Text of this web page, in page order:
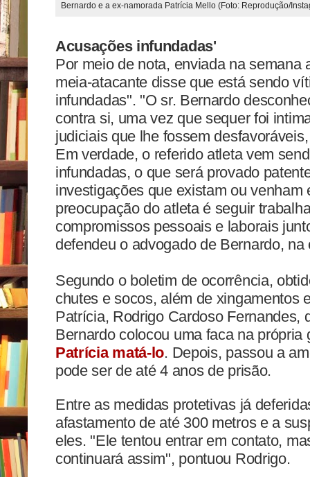
Bernardo e a ex-namorada Patrícia Mello (Foto: Reprodução/
Acusações infundadas'
Por meio de nota, enviada na semana
meia-atacante disse que está sendo
infundadas". "O sr. Bernardo
contra si, uma vez que sequer foi
judiciais que lhe fossem
Em verdade, o referido atleta vem
infundadas, o que será provado
investigações que existam ou venham
preocupação do atleta é seguir
compromissos pessoais e laborais
defendeu o advogado de Bernardo, na
Segundo o boletim de ocorrência,
chutes e socos, além de xingamentos
Patrícia, Rodrigo Cardoso Fernandes,
Bernardo colocou uma faca na própria
Patrícia matá-lo. Depois, passou a
pode ser de até 4 anos de prisão.
Entre as medidas protetivas já
afastamento de até 300 metros e a
eles. "Ele tentou entrar em contato,
continuará assim", pontuou Rodrigo.